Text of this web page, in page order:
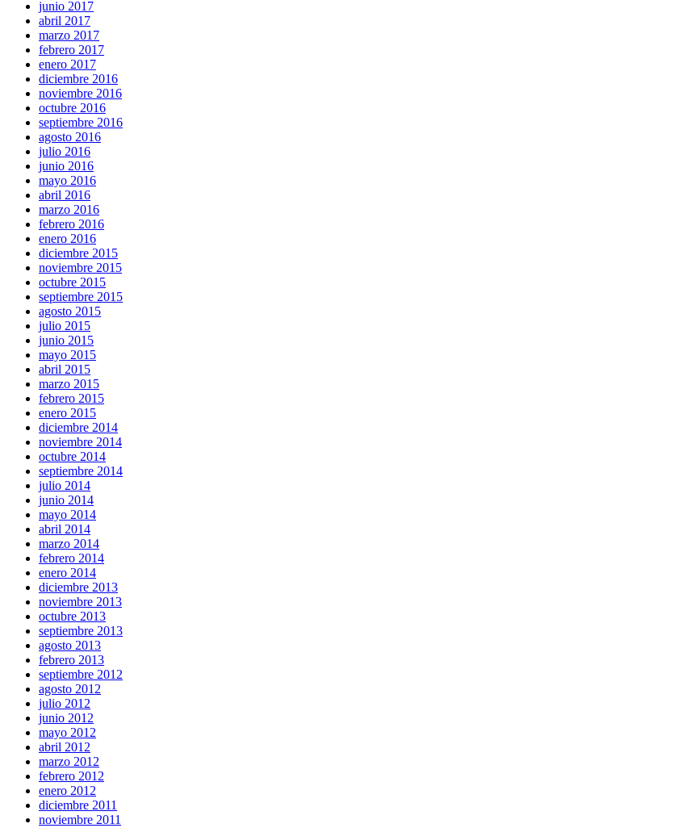
junio 2017
abril 2017
marzo 2017
febrero 2017
enero 2017
diciembre 2016
noviembre 2016
octubre 2016
septiembre 2016
agosto 2016
julio 2016
junio 2016
mayo 2016
abril 2016
marzo 2016
febrero 2016
enero 2016
diciembre 2015
noviembre 2015
octubre 2015
septiembre 2015
agosto 2015
julio 2015
junio 2015
mayo 2015
abril 2015
marzo 2015
febrero 2015
enero 2015
diciembre 2014
noviembre 2014
octubre 2014
septiembre 2014
julio 2014
junio 2014
mayo 2014
abril 2014
marzo 2014
febrero 2014
enero 2014
diciembre 2013
noviembre 2013
octubre 2013
septiembre 2013
agosto 2013
febrero 2013
septiembre 2012
agosto 2012
julio 2012
junio 2012
mayo 2012
abril 2012
marzo 2012
febrero 2012
enero 2012
diciembre 2011
noviembre 2011